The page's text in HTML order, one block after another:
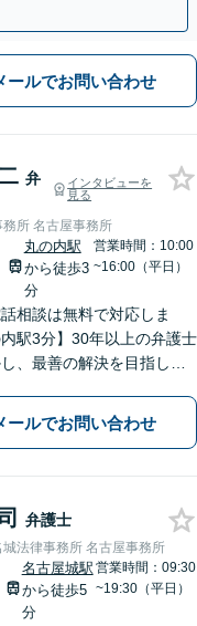
ールでお問い合わせ
弁
インタビューを
見る
所 名古屋事務所
丸の内駅
から徒歩3
分
営業時間：10:00
~16:00（平日）
話相談は無料で対応しま
駅3分】30年以上の弁護士
、最善の解決を目指しま
【労働問題】証拠集め・準
にサポート【他士業と連
ールでお問い合わせ
弁護士
法律事務所 名古屋事務所
名古屋城駅
から徒歩5
分
営業時間：09:30
~19:30（平日）